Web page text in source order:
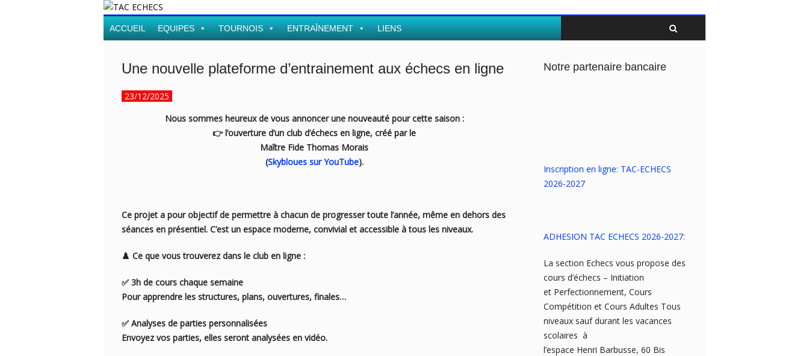
ACCUEIL EQUIPES TOURNOIS ENTRAÎNEMENT LIENS
Une nouvelle plateforme d’entrainement aux échecs en ligne
23/12/2025
Nous sommes heureux de vous annoncer une nouveauté pour cette saison :
👉 l’ouverture d’un club d’échecs en ligne, créé par le
Maître Fide Thomas Morais
(Skybloues sur YouTube).
Ce projet a pour objectif de permettre à chacun de progresser toute l’année, même en dehors des
séances en présentiel. C’est un espace moderne, convivial et accessible à tous les niveaux.
♟️ Ce que vous trouverez dans le club en ligne :
✅ 3h de cours chaque semaine
Pour apprendre les structures, plans, ouvertures, finales…
✅ Analyses de parties personnalisées
Envoyez vos parties, elles seront analysées en vidéo.
Notre partenaire bancaire
Inscription en ligne: TAC-ECHECS
2026-2027
ADHESION TAC ECHECS 2026-2027:
La section Echecs vous propose des
cours d’échecs – Initiation
et Perfectionnement, Cours
Compétition et Cours Adultes Tous
niveaux sauf durant les vacances
scolaires à
l’espace Henri Barbusse, 60 Bis